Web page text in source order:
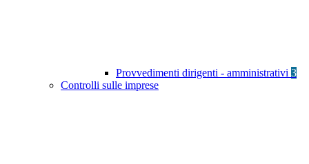
Provvedimenti dirigenti - amministrativi 3
Controlli sulle imprese